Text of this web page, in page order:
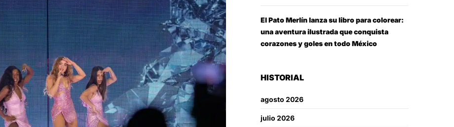
El Pato Merlín lanza su libro para colorear:
una aventura ilustrada que conquista
corazones y goles en todo México
HISTORIAL
agosto 2026
julio 2026